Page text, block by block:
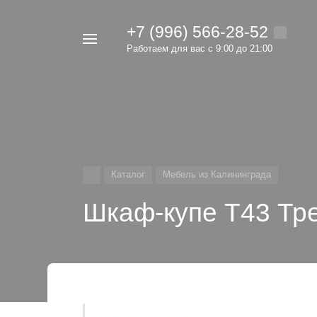
+7 (996) 566-28-52
Работаем для вас с 9:00 до 21:00
Каталог Мебель из Калининграда
Шкаф-купе Т43